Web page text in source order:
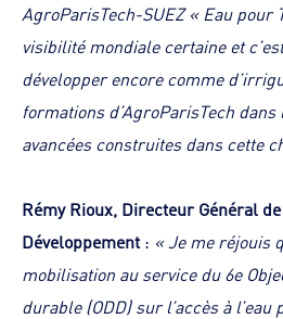
AgroParisTech-SUEZ « Eau pour
visibilité mondiale certaine et
développer encore comme
formations d’AgroParisTech dans
avancées construites dans cette
Rémy Rioux, Directeur Général
Développement: « Je me réjouis
mobilisation au service du 6e
durable (ODD) sur l’accès à l’eau